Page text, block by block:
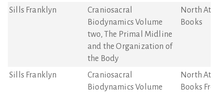
Sills Franklyn
Craniosacral
Biodynamics Volume
two, The Primal Midline
and the Organization of
the Body
North
Books
Sills Franklyn
Craniosacral
Biodynamics Volume
North
Books